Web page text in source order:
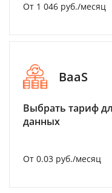
От 1 046 руб./месяц
BaaS
Выбрать тариф
данных
От 0.03 руб./месяц